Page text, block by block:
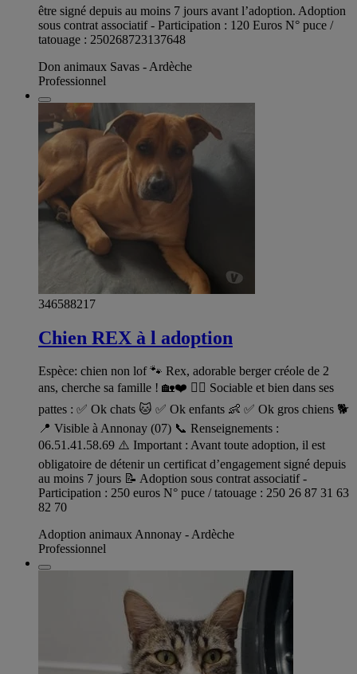
être signé depuis au moins 7 jours avant l’adoption. Adoption
sous contrat associatif - Participation : 120 Euros N° puce /
tatouage : 250268723137648
Don animaux Savas - Ardèche
Professionnel
346588217
Chien REX à l adoption
Espèce: chien non lof 🐾 Rex, adorable berger créole de 2
ans, cherche sa famille ! 🏡❤️ 🐕‍🦺 Sociable et bien dans ses
pattes : ✅ Ok chats 🐱 ✅ Ok enfants 👶 ✅ Ok gros chiens 🐕
📍 Visible à Annonay (07) 📞 Renseignements :
06.51.41.58.69 ⚠️ Important : Avant toute adoption, il est
obligatoire de détenir un certificat d’engagement signé depuis
au moins 7 jours 📝 Adoption sous contrat associatif -
Participation : 250 euros N° puce / tatouage : 250 26 87 31 63
82 70
Adoption animaux Annonay - Ardèche
Professionnel